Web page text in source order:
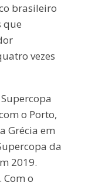
brasileiro
que
vezes
o Porto,
Grécia em
da
2019.
o